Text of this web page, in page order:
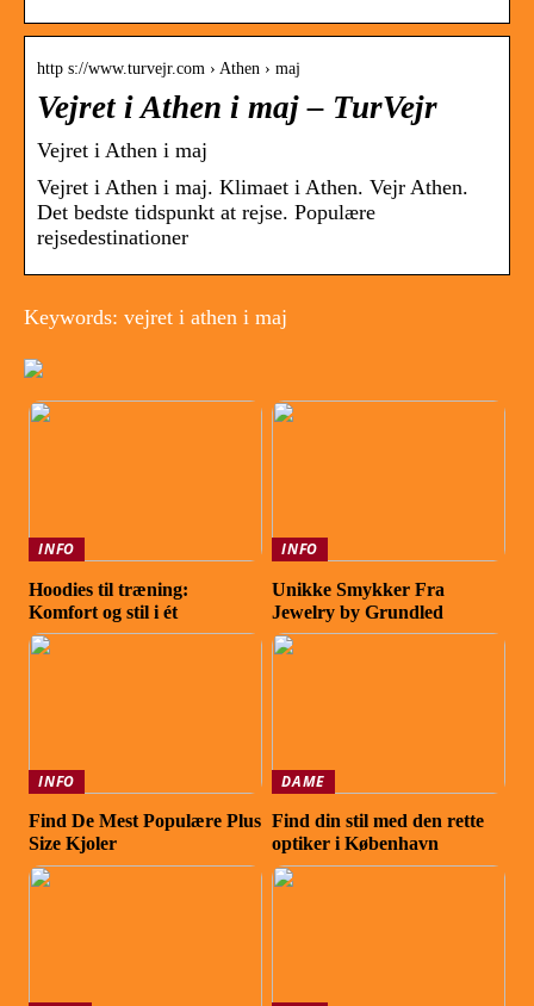
http s://www.turvejr.com › Athen › maj
Vejret i Athen i maj – TurVejr
Vejret i Athen i maj
Vejret i Athen i maj. Klimaet i Athen. Vejr Athen.
Det bedste tidspunkt at rejse. Populære
rejsedestinationer
Keywords: vejret i athen i maj
INFO
Hoodies til træning:
Komfort og stil i ét
INFO
Unikke Smykker Fra
Jewelry by Grundled
INFO
Find De Mest Populære Plus
Size Kjoler
DAME
Find din stil med den rette
optiker i København